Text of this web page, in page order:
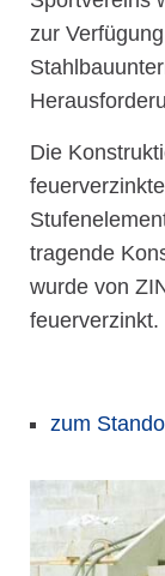
zur
Die
tragende
wurde von
feuerverzinkt.
zum